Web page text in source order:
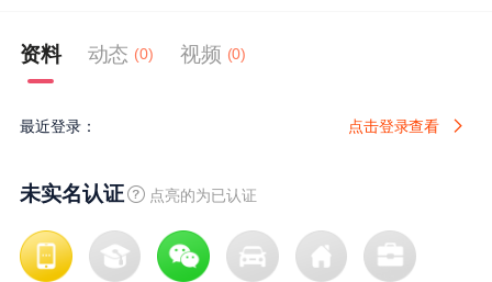
资料 动态 (0) 视频 (0)
最近登录： 点击登录查看
未实名认证 点亮的为已认证